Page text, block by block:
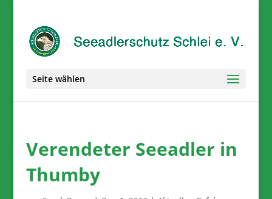
Seite wählen
Verendeter Seeadler in
Thumby